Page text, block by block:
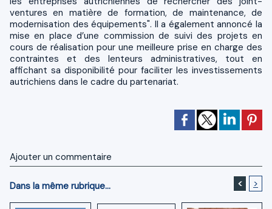
ventures en matière de formation, de maintenance, de
modernisation des équipements". Il a également annoncé la
mise en place d’une commission de suivi des projets en
cours de réalisation pour une meilleure prise en charge des
contraintes et des lenteurs administratives, tout en
affichant sa disponibilité pour faciliter les investissements
autrichiens dans le cadre du partenariat.
Ajouter un commentaire
Dans la même rubrique... < >